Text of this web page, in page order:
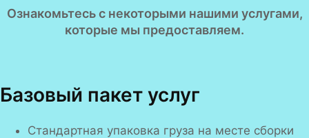
Ознакомьтесь с некоторыми нашими услугами,
которые мы предоставляем.
Базовый пакет услуг
Стандартная упаковка груза на месте сборки